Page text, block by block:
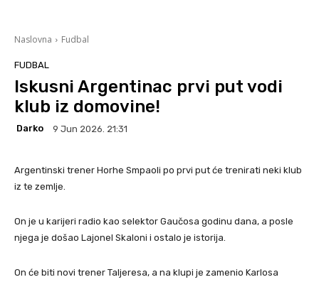
Naslovna Fudbal
FUDBAL
Iskusni Argentinac prvi put vodi
klub iz domovine!
Darko 9 Jun 2026. 21:31
Argentinski trener Horhe Smpaoli po prvi put će trenirati neki klub
iz te zemlje.
On je u karijeri radio kao selektor Gaučosa godinu dana, a posle
njega je došao Lajonel Skaloni i ostalo je istorija.
On će biti novi trener Taljeresa, a na klupi je zamenio Karlosa